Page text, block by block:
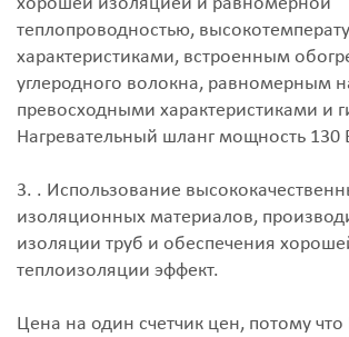
хорошей изоляцией и равномерной
теплопроводностью,
характеристиками, встроенным
углеродного волокна, равномерным
превосходными характеристиками и
Нагревательный шланг мощность 130
3. . Использование
изоляционных материалов,
изоляции труб и обеспечения
теплоизоляции эффект.
Цена на один счетчик цен, потому